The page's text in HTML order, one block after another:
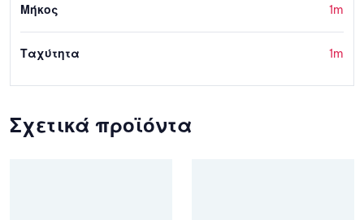
Μήκος 1m
Ταχύτητα 1m
Σχετικά προϊόντα